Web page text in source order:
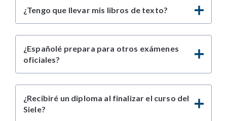
¿Tengo que llevar mis libros de texto?
¿Españolé prepara para otros exámenes
oficiales?
¿Recibiré un diploma al finalizar el curso del
Siele?